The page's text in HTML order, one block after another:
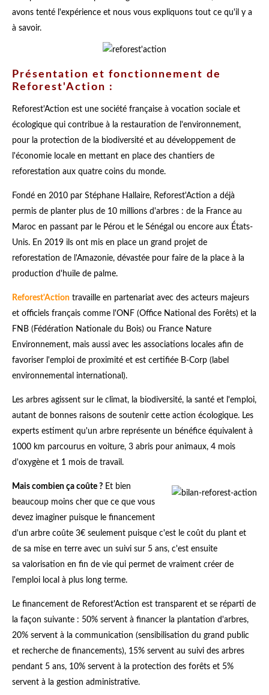
avons tenté l'expérience et nous vous expliquons tout ce qu'il y a
à savoir.
Présentation et fonctionnement de
Reforest'Action :
Reforest'Action est une société française à vocation sociale et
écologique qui contribue à la restauration de l'environnement,
pour la protection de la biodiversité et au développement de
l'économie locale en mettant en place des chantiers de
reforestation aux quatre coins du monde.
Fondé en 2010 par Stéphane Hallaire, Reforest'Action a déjà
permis de planter plus de 10 millions d'arbres : de la France au
Maroc en passant par le Pérou et le Sénégal ou encore aux États-
Unis. En 2019 ils ont mis en place un grand projet de
reforestation de l'Amazonie, dévastée pour faire de la place à la
production d'huile de palme.
Reforest'Action travaille en partenariat avec des acteurs majeurs
et officiels français comme l'ONF (Office National des Forêts) et la
FNB (Fédération Nationale du Bois) ou France Nature
Environnement, mais aussi avec les associations locales afin de
favoriser l'emploi de proximité et est certifiée B-Corp (label
environnemental international).
Les arbres agissent sur le climat, la biodiversité, la santé et l'emploi,
autant de bonnes raisons de soutenir cette action écologique. Les
experts estiment qu'un arbre représente un bénéfice équivalent à
1000 km parcourus en voiture, 3 abris pour animaux, 4 mois
d'oxygène et 1 mois de travail.
Mais combien ça coûte ? Et bien
beaucoup moins cher que ce que vous
devez imaginer puisque le financement
d'un arbre coûte 3€ seulement puisque c'est le coût du plant et
de sa mise en terre avec un suivi sur 5 ans, c'est ensuite
sa valorisation en fin de vie qui permet de vraiment créer de
l'emploi local à plus long terme.
Le financement de Reforest'Action est transparent et se réparti de
la façon suivante : 50% servent à financer la plantation d'arbres,
20% servent à la communication (sensibilisation du grand public
et recherche de financements), 15% servent au suivi des arbres
pendant 5 ans, 10% servent à la protection des forêts et 5%
servent à la gestion administrative.